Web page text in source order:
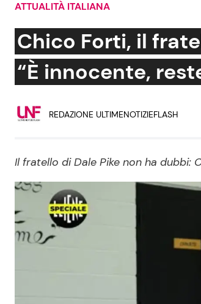
Social News
News dal mondo
ATTUALITÀ ITALIANA
Chico Forti, il
“È innocente,
REDAZIONE ULTIMENOTIZIEFLASH
Il fratello di Dale Pike non ha dubbi: